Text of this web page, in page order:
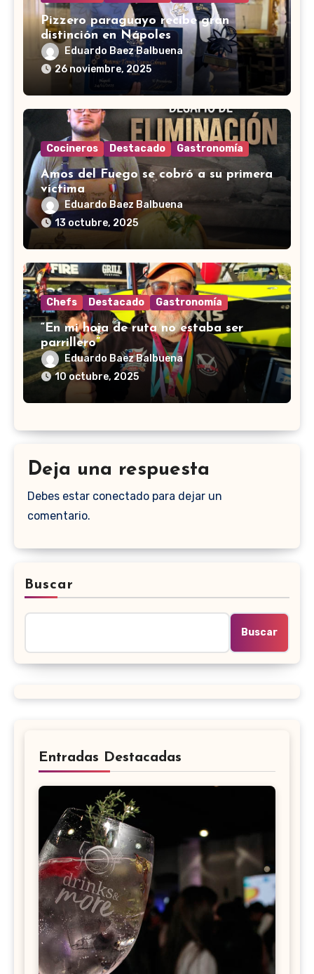
Pizzero paraguayo recibe gran
distinción en Nápoles
Eduardo Baez Balbuena
26 noviembre, 2025
Cocineros Destacado Gastronomía
Amos del Fuego se cobró a su primera
víctima
Eduardo Baez Balbuena
13 octubre, 2025
Chefs Destacado Gastronomía
“En mi hoja de ruta no estaba ser
parrillero”
Eduardo Baez Balbuena
10 octubre, 2025
Deja una respuesta
Debes estar conectado para dejar un
comentario.
Buscar
Buscar
Entradas Destacadas